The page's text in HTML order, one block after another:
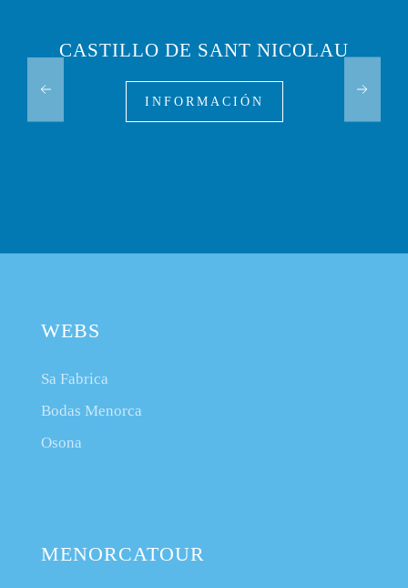
CASTILLO DE SANT NICOLAU
INFORMACIÓN
WEBS
Sa Fabrica
Bodas Menorca
Osona
MENORCATOUR